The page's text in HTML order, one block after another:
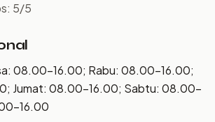
5/5
08.00–16.00; Rabu: 08.00–16.00;
Jumat: 08.00–16.00; Sabtu: 08.00–